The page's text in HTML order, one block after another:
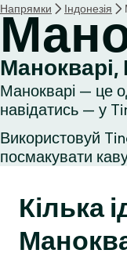
Напрямки Індонезія
Манокварі,
Манокварі — це
навідатись — у
Використовуй
посмакувати
Кілька